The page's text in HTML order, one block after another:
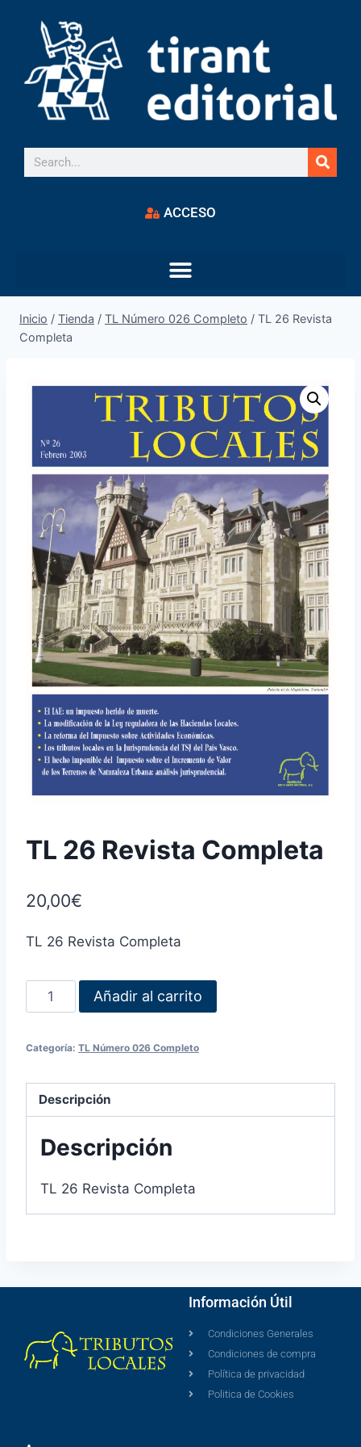
ACCESO
Inicio / Tienda / TL Número 026 Completo / TL 26 Revista
Completa
TL 26 Revista Completa
20,00€
TL 26 Revista Completa
Añadir al carrito
Categoría: TL Número 026 Completo
Descripción
Descripción
TL 26 Revista Completa
Información Útil
Condiciones Generales
Condiciones de compra
Política de privacidad
Politica de Cookies